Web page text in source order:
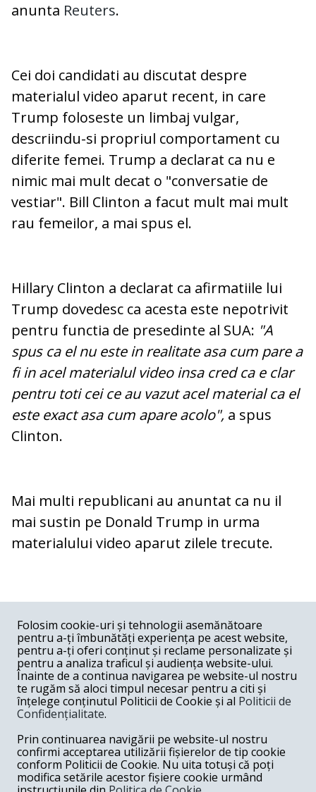
anunta Reuters.
Cei doi candidati au discutat despre
materialul video aparut recent, in care
Trump foloseste un limbaj vulgar,
descriindu-si propriul comportament cu
diferite femei. Trump a declarat ca nu e
nimic mai mult decat o "conversatie de
vestiar". Bill Clinton a facut mult mai mult
rau femeilor, a mai spus el.
Hillary Clinton a declarat ca afirmatiile lui
Trump dovedesc ca acesta este nepotrivit
pentru functia de presedinte al SUA: "A
spus ca el nu este in realitate asa cum pare a
fi in acel materialul video insa cred ca e clar
pentru toti cei ce au vazut acel material ca el
este exact asa cum apare acolo", a spus
Clinton.
Mai multi republicani au anuntat ca nu il
mai sustin pe Donald Trump in urma
materialului video aparut zilele trecute.
COMENTARII
Nume
Email
Folosim cookie-uri și tehnologii asemănătoare
pentru a-ți îmbunătăți experiența pe acest website,
pentru a-ți oferi conținut și reclame personalizate și
pentru a analiza traficul și audiența website-ului.
Înainte de a continua navigarea pe website-ul nostru
te rugăm să aloci timpul necesar pentru a citi și
înțelege conținutul Politicii de Cookie și al Politicii de
Confidențialitate.
Prin continuarea navigării pe website-ul nostru
confirmi acceptarea utilizării fișierelor de tip cookie
conform Politicii de Cookie. Nu uita totuși că poți
modifica setările acestor fișiere cookie urmând